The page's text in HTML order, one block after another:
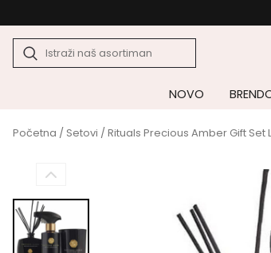
NOVO
Početna / Setovi / Rituals Precious Amber Gift Set L